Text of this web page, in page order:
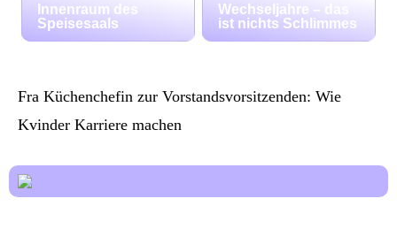
Innenraum des
Speisesaals
Wechseljahre – das
ist nichts Schlimmes
Fra Küchenchefin zur Vorstandsvorsitzenden: Wie
Kvinder Karriere machen